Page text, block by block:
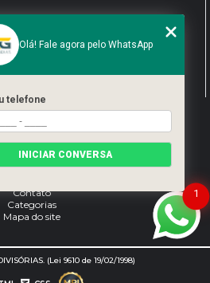
CONTATO
(11) 95462-8630
Home
Sobre Nós
Serviços
Contato
Categorias
Mapa do site
(Lei 9610 de 19/02/1998)
1
Olá! Fale agora pelo WhatsApp
telefone
INICIAR CONVERSA